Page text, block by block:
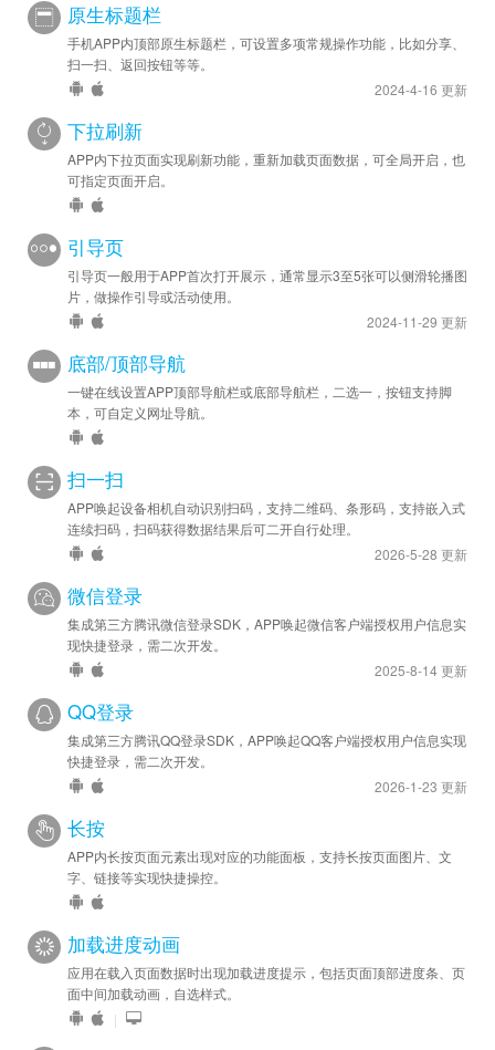
原生标题栏
手机APP内顶部原生标题栏，可设置多项常规操作功能，比如分享、
扫一扫、返回按钮等等。
2024-4-16 更新
下拉刷新
APP内下拉页面实现刷新功能，重新加载页面数据，可全局开启，也
可指定页面开启。
引导页
引导页一般用于APP首次打开展示，通常显示3至5张可以侧滑轮播图
片，做操作引导或活动使用。
2024-11-29 更新
底部/顶部导航
一键在线设置APP顶部导航栏或底部导航栏，二选一，按钮支持脚
本，可自定义网址导航。
扫一扫
APP唤起设备相机自动识别扫码，支持二维码、条形码，支持嵌入式
连续扫码，扫码获得数据结果后可二开自行处理。
2026-5-28 更新
微信登录
集成第三方腾讯微信登录SDK，APP唤起微信客户端授权用户信息实
现快捷登录，需二次开发。
2025-8-14 更新
QQ登录
集成第三方腾讯QQ登录SDK，APP唤起QQ客户端授权用户信息实现
快捷登录，需二次开发。
2026-1-23 更新
长按
APP内长按页面元素出现对应的功能面板，支持长按页面图片、文
字、链接等实现快捷操控。
加载进度动画
应用在载入页面数据时出现加载进度提示，包括页面顶部进度条、页
面中间加载动画，自选样式。
|